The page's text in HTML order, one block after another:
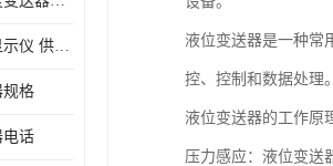
甘肃远传变送罐旁显示仪 供应及时
规格
电话
液位变送器是一种常
控、控制和数据处理。
液位变送器的工作原
压力感应：液位变送